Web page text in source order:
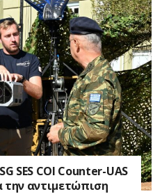
SES COI Counter-UAS
την αντιμετώπιση